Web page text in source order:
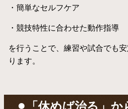
・簡単なセルフケア
・競技特性に合わせた動作指導
を行うことで、練習や試合でも
ります。
⚫︎「休めば治る」